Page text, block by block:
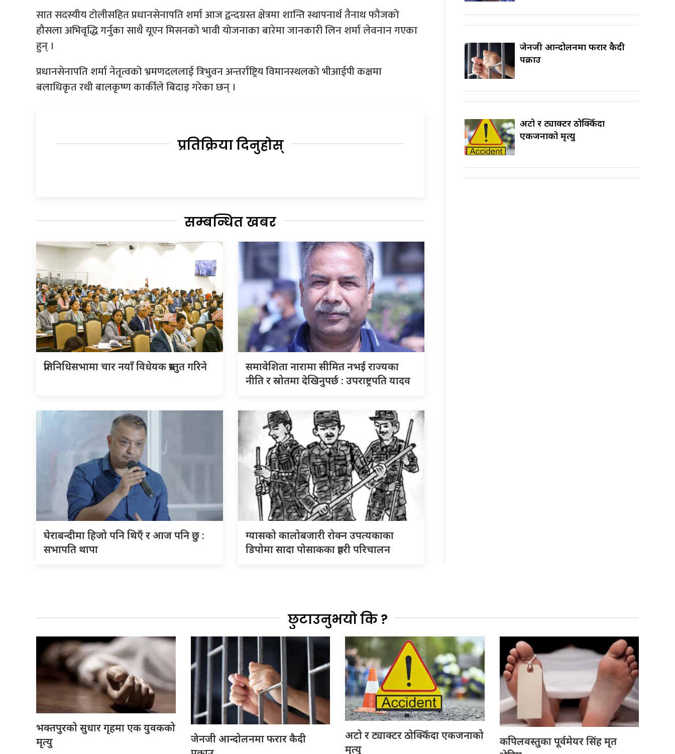
सात सदस्यीय टोलीसहित प्रधानसेनापति शर्मा आज द्वन्दग्रस्त क्षेत्रमा शान्ति स्थापनार्थ तैनाथ फौजको
हौसला अभिवृद्धि गर्नुका साथै यूएन मिसनको भावी योजनाका बारेमा जानकारी लिन शर्मा लेवनान गएका
हुन् ।
प्रधानसेनापति शर्मा नेतृत्वको भ्रमणदललाई त्रिभुवन अन्तर्राष्ट्रिय विमानस्थलको भीआईपी कक्षमा
बलाधिकृत रथी बालकृष्ण कार्कीले बिदाइ गरेका छन् ।
प्रतिक्रिया दिनुहोस्
सम्बन्धित खबर
प्रतिनिधिसभामा चार नयाँ विधेयक प्रस्तुत गरिने
समावेशिता नारामा सीमित नभई राज्यका
नीति र स्रोतमा देखिनुपर्छ : उपराष्ट्रपति यादव
घेराबन्दीमा हिजो पनि थिएँ र आज पनि छु :
सभापति थापा
ग्यासको कालोबजारी रोक्न उपत्यकाका
डिपोमा सादा पोसाकका प्रहरी परिचालन
जेनजी आन्दोलनमा फरार कैदी
पक्राउ
अटो र ट्याक्टर ठोक्किँदा
एकजनाको मृत्यु
छुटाउनुभयो कि ?
भक्तपुरको सुधार गृहमा एक युवकको
मृत्यु
जेनजी आन्दोलनमा फरार कैदी
अटो र ट्याक्टर ठोक्किँदा एकजनाको
मृत्यु
कपिलवस्तुका पूर्वमेयर सिंह मृत